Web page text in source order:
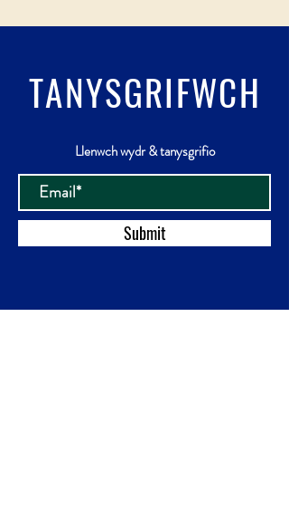
TANYSGRIFWCH
Llenwch wydr & tanysgrifio
Submit